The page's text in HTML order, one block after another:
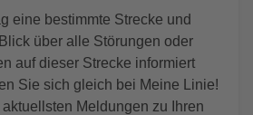
eine bestimmte Strecke und
über alle Störungen oder
auf dieser Strecke informiert
Sie sich gleich bei Meine Linie!
Meldungen zu Ihren